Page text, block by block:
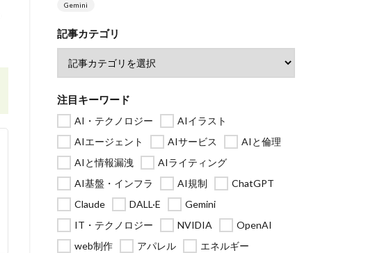
Gemini
記事カテゴリ
注目キーワード
AI・テクノロジー
AIイラスト
AIエージェント
AIサービス
AIと倫理
AIと情報漏洩
AIライティング
AI基盤・インフラ
AI規制
ChatGPT
Claude
DALL·E
Gemini
IT・テクノロジー
NVIDIA
OpenAI
web制作
アパレル
エネルギー